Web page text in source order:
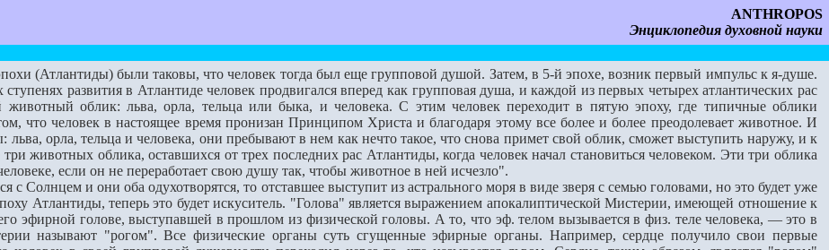
ANTHROPOS
Энциклопедия духовной науки
(Атлантиды) были таковы, что человек тогда был еще групповой душой. Затем, в 5-й эпохе, возник первый импульс к я-душе.
развития в Атлантиде человек продвигался вперед как групповая душа, и каждой из первых четырех атлантических рас
животный облик: льва, орла, тельца или быка, и человека. С этим человек переходит в пятую эпоху, где типичные облики
что человек в настоящее время пронизан Принципом Христа и благодаря этому все более и более преодолевает животное. И
льва, орла, тельца и человека, они пребывают в нем как нечто такое, что снова примет свой облик, сможет выступить наружу, и к
животных облика, оставшихся от трех последних рас Атлантиды, когда человек начал становиться человеком. Эти три облика
если он не переработает свою душу так, чтобы животное в ней исчезло".
с Солнцем и они оба одухотворятся, то отставшее выступит из астрального моря в виде зверя с семью головами, но это будет уже
Атлантиды, теперь это будет искуситель. "Голова" является выражением апокалиптической Мистерии, имеющей отношение к
эфирной голове, выступавшей в прошлом из физической головы. А то, что эф. телом вызывается в физ. теле человека, — это в
называют "рогом". Все физические органы суть сгущенные эфирные органы. Например, сердце получило свои первые